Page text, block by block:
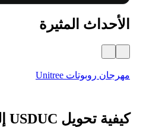
الأحداث المثيرة
مهرجان روبوتات Unitree
كيفية تحويل USDUC إلى AUD